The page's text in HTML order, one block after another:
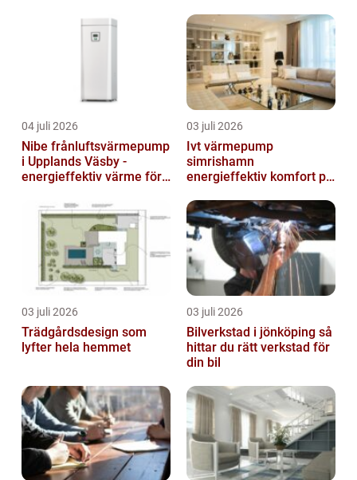
04 juli 2026
Nibe frånluftsvärmepump
i Upplands Väsby -
energieffektiv värme för
03 juli 2026
Ivt värmepump
simrishamn
energieffektiv komfort på
03 juli 2026
Trädgårdsdesign som
lyfter hela hemmet
03 juli 2026
Bilverkstad i jönköping så
hittar du rätt verkstad för
din bil